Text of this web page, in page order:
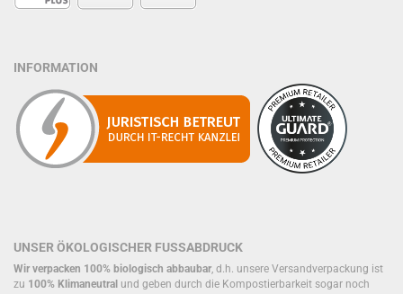
INFORMATION
UNSER ÖKOLOGISCHER FUSSABDRUCK
Wir verpacken 100% biologisch abbaubar, d.h. unsere Versandverpackung ist
zu 100% Klimaneutral und geben durch die Kompostierbarkeit sogar noch